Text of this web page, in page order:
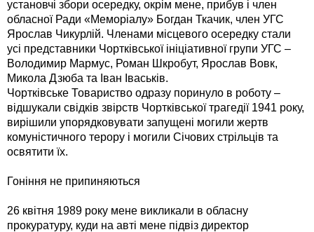
установчі збори осередку, окрім мене, прибув і член
обласної Ради «Меморіалу» Богдан Ткачик, член УГС
Ярослав Чикурлій. Членами місцевого осередку стали
усі представники Чортківської ініціативної групи УГС –
Володимир Мармус, Роман Шкробут, Ярослав Вовк,
Микола Дзюба та Іван Іваськів.
Чортківське Товариство одразу поринуло в роботу –
відшукали свідків звірств Чортківської трагедії 1941 року,
вирішили упорядковувати запущені могили жертв
комуністичного терору і могили Січових стрільців та
освятити їх.
Гоніння не припиняються
26 квітня 1989 року мене викликали в обласну
прокуратуру, куди на авті мене підвіз директор